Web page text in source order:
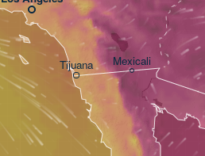
Tijuana Mexicali